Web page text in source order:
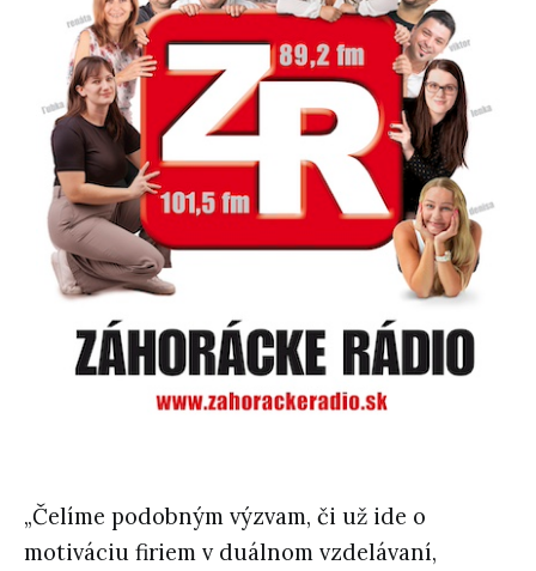
„Čelíme podobným výzvam, či už ide o
motiváciu firiem v duálnom vzdelávaní,